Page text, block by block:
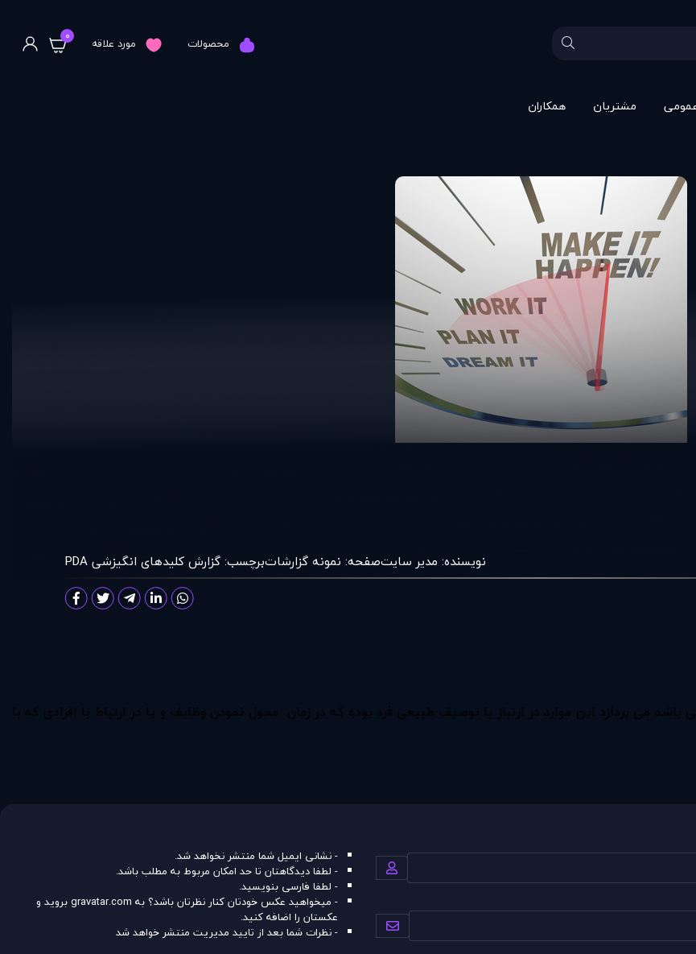
محصولات مورد علاقه 0
مشتريان همکاران
نویسنده: مدير سايتصفحه: نمونه گزارشاتبرچسب:گزارش کليدهای انگيزشی PDA
می پردازد اين موارد در ارتباز با توصيف طبيعی فرد بوده که در زمان محول نمودن وظايف و يا در ارتباط با افرادی که با
- نشانی ایمیل شما منتشر نخواهد شد.
- لطفا دیدگاهتان تا حد امکان مربوط به مطلب باشد.
- لطفا فارسی بنویسید.
- میخواهید عکس خودتان کنار نظرتان باشد؟ به gravatar.comبروید و
عکستان را اضافه کنید.
- نظرات شما بعد از تایید مدیریت منتشر خواهد شد